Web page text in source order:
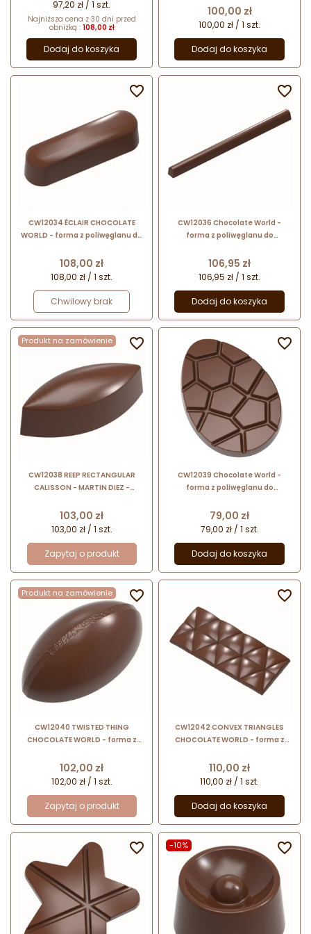
97,20 zł / 1 szt.
Najniższa cena z 30 dni przed
obniżką : 108,00 zł
Dodaj do koszyka
Cena
100,00 zł
100,00 zł / 1 szt.
Dodaj do koszyka
CW12034 ÉCLAIR CHOCOLATE
WORLD - forma z poliwęglanu do
mm / poj. 8.5 g x 21 pralin
Cena
108,00 zł
108,00 zł / 1 szt.
Chwilowy brak

CW12036 Chocolate World -
forma z poliwęglanu do
x wys. 8 mm / poj. 6.5 g x 15
patyczków
Cena
106,95 zł
106,95 zł / 1 szt.
Dodaj do koszyka

Produkt na zamówienie
CW12038 REEP RECTANGULAR
CALISSON - MARTIN DIEZ -
poliwęglanu do pralin
Cena
103,00 zł
103,00 zł / 1 szt.
Zapytaj o produkt

CW12039 Chocolate World -
forma z poliwęglanu do
szer. 29 x wys. 5 mm / poj. 5 g x 21
czekoladek
Cena
79,00 zł
79,00 zł / 1 szt.
Dodaj do koszyka

Produkt na zamówienie
CW12040 TWISTED THING
CHOCOLATE WORLD - forma z
pralin
Cena
102,00 zł
102,00 zł / 1 szt.
Zapytaj o produkt

CW12042 CONVEX TRIANGLES
CHOCOLATE WORLD - forma z
tabliczek czekolady - poj. 51 g
Cena
110,00 zł
110,00 zł / 1 szt.
Dodaj do koszyka

 -10% 